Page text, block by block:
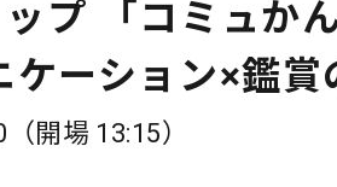
プ 「コミュか
ーション×鑑賞
開場 13:15）